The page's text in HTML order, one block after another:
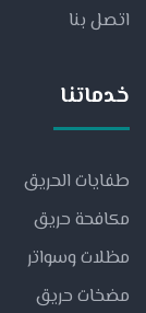
اتصل بنا
خدماتنا
طفايات الحريق
مكافحة حريق
مظلات وسواتر
مضخات حريق